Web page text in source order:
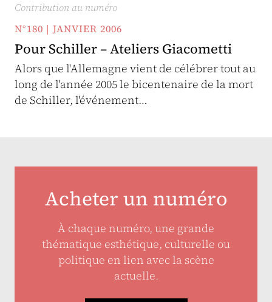
Contribution au numéro
N°180 | JANVIER 2006
Pour Schiller – Ateliers Giacometti
Alors que l'Allemagne vient de célébrer tout au
long de l'année 2005 le bicentenaire de la mort
de Schiller, l'événement…
Acheter un numéro
À chaque numéro, une grande
thématique esthétique, culturelle ou
politique en lien avec la scène
actuelle.